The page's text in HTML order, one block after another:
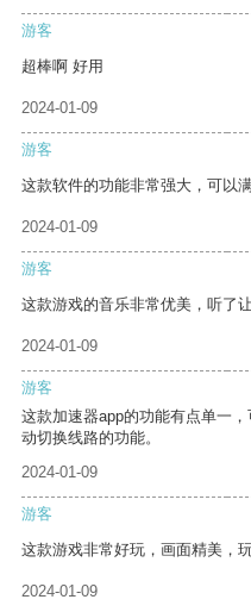
游客
超棒啊 好用
2024-01-09
游客
这款软件的功能非常强大，可以
2024-01-09
游客
这款游戏的音乐非常优美，听了
2024-01-09
游客
这款加速器app的功能有点单一
动切换线路的功能。
2024-01-09
游客
这款游戏非常好玩，画面精美，玩
2024-01-09